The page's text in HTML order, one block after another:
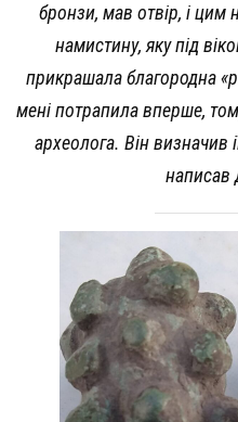
бронзи, мав отвір, і цим
намистину, яку під
прикрашала благородна
мені потрапила вперше,
археолога. Він визначив
написав